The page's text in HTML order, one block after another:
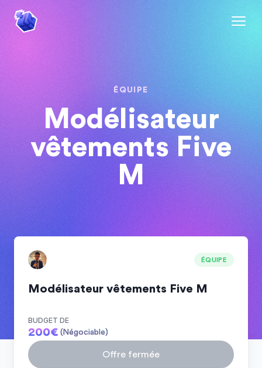
ÉQUIPE
Modélisateur
vêtements Five
M
ÉQUIPE
Modélisateur vêtements Five M
BUDGET DE
200€ (Négociable)
Offre fermée